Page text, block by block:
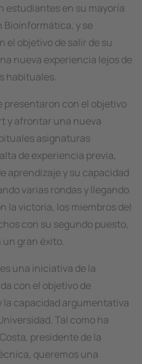
estudiantes en su mayoría
Bioinformática, y se
objetivo de salir de su
nueva experiencia lejos de
habituales.
presentaron con el objetivo
y afrontar una nueva
asignaturas
de experiencia previa,
aprendizaje y su capacidad
varias rondas y llegando
la victoria, los miembros del
con su segundo puesto,
gran éxito.
una iniciativa de la
con el objetivo de
capacidad argumentativa
Tal como ha
presidente de la
queremos una